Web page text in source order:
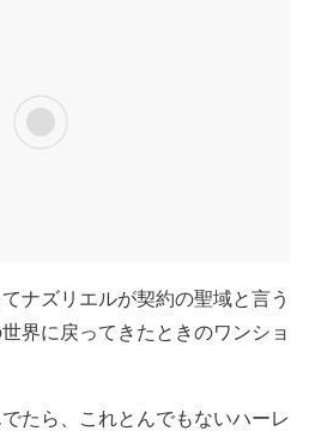
ナズリエルが契約の聖域と言う
界に戻ってきたときのワンショ
たら、これとんでもないハーレ